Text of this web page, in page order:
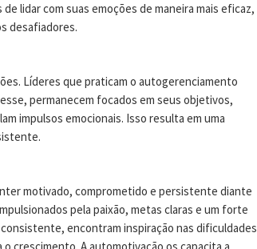
lidar com suas emoções de maneira mais eficaz,
desafiadores.
Líderes que praticam o autogerenciamento
permanecem focados em seus objetivos,
impulsos emocionais. Isso resulta em uma
motivado, comprometido e persistente diante
pela paixão, metas claras e um forte
encontram inspiração nas dificuldades